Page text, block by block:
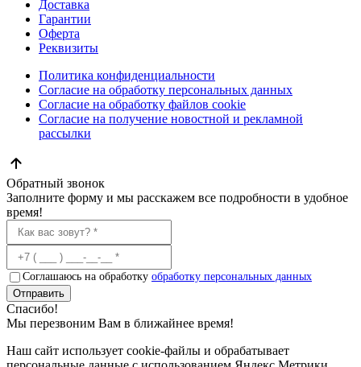
Доставка
Гарантии
Оферта
Реквизиты
Политика конфиденциальности
Согласие на обработку персональных данных
Согласие на обработку файлов cookie
Согласие на получение новостной и рекламной
рассылки
Обратный звонок
Заполните форму и мы расскажем все подробности в удобное
время!
Соглашаюсь на обработку обработку персональных данных
Отправить
Спасибо!
Мы перезвоним Вам в ближайнее время!
Наш сайт использует cookie-файлы и обрабатывает